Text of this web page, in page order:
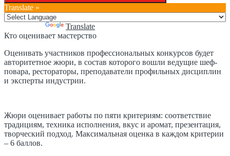
Translate »
Translate
Кто оценивает мастерство
Оценивать участников профессиональных конкурсов будет
авторитетное жюри, в состав которого вошли ведущие шеф-
повара, рестораторы, преподаватели профильных дисциплин
и эксперты индустрии.
Жюри оценивает работы по пяти критериям: соответствие
традициям, техника исполнения, вкус и аромат, презентация,
творческий подход. Максимальная оценка в каждом критерии
– 6 баллов.